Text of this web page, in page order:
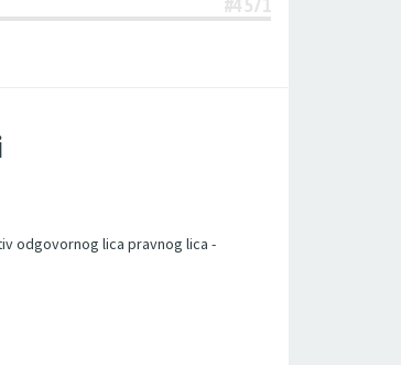
#4571
odgovornog lica pravnog lica -